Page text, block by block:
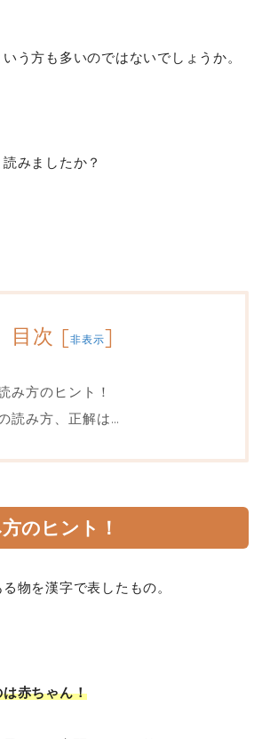
う方も多いのではないでしょうか。
みましたか？
目次 [非表示]
み方のヒント！
読み方、正解は…
のヒント！
物を漢字で表したもの。
赤ちゃん！